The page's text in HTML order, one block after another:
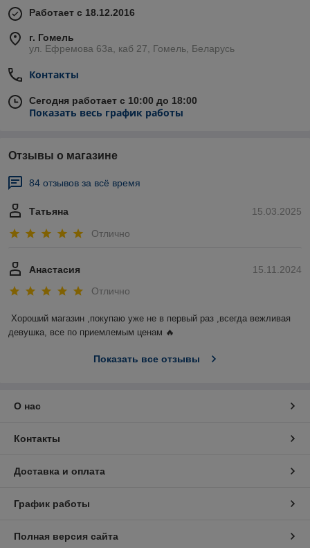
Работает с 18.12.2016
г. Гомель
ул. Ефремова 63а, каб 27, Гомель, Беларусь
Контакты
Сегодня работает с 10:00 до 18:00
Показать весь график работы
Отзывы о магазине
84 отзывов за всё время
15.03.2025
Татьяна
Отлично
15.11.2024
Анастасия
Отлично
Хороший магазин ,покупаю уже не в первый раз ,всегда вежливая
девушка, все по приемлемым ценам 🔥
Показать все отзывы
О нас
Контакты
Доставка и оплата
График работы
Полная версия сайта